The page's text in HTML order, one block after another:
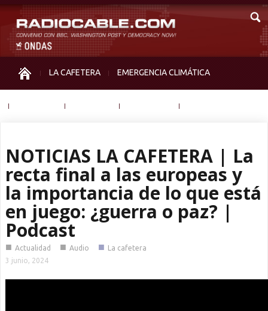
LA CAFETERA EMERGENCIA CLIMÁTICA
NOTICIAS LA CAFETERA | La
recta final a las europeas y
la importancia de lo que está
en juego: ¿guerra o paz? |
Podcast
■ Actualidad ■ Audio ■ La cafetera
3 junio, 2024